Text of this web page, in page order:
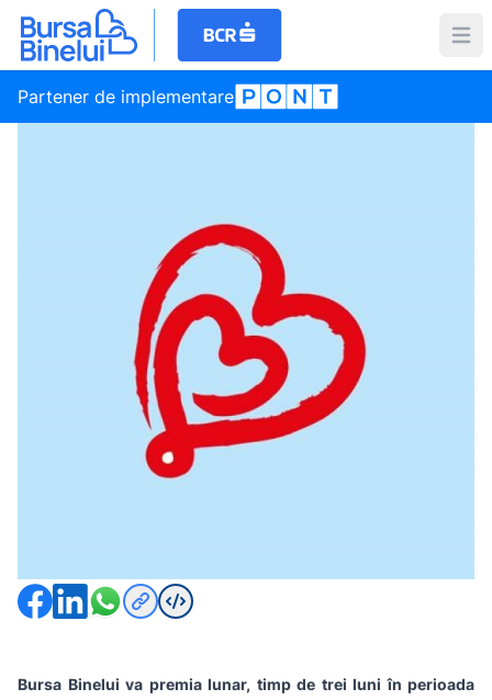
Partener de implementare
Bursa Binelui va premia lunar, timp de trei luni în perioada